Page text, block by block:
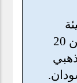
التدريس في القسم لأكثر من 20